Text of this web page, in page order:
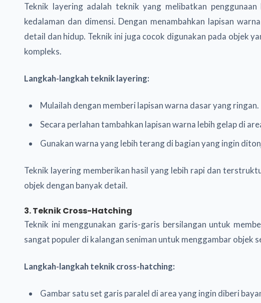
Teknik layering adalah teknik yang melibatkan
kedalaman dan dimensi. Dengan menambahkan lapisan
detail dan hidup. Teknik ini juga cocok digunakan pada objek
kompleks.
Langkah-langkah teknik layering:
Mulailah dengan memberi lapisan warna dasar yang ringan.
Secara perlahan tambahkan lapisan warna lebih gelap di
Gunakan warna yang lebih terang di bagian yang ingin
Teknik layering memberikan hasil yang lebih rapi dan
objek dengan banyak detail.
3. Teknik Cross-Hatching
Teknik ini menggunakan garis-garis bersilangan untuk
sangat populer di kalangan seniman untuk menggambar objek
Langkah-langkah teknik cross-hatching:
Gambar satu set garis paralel di area yang ingin diberi